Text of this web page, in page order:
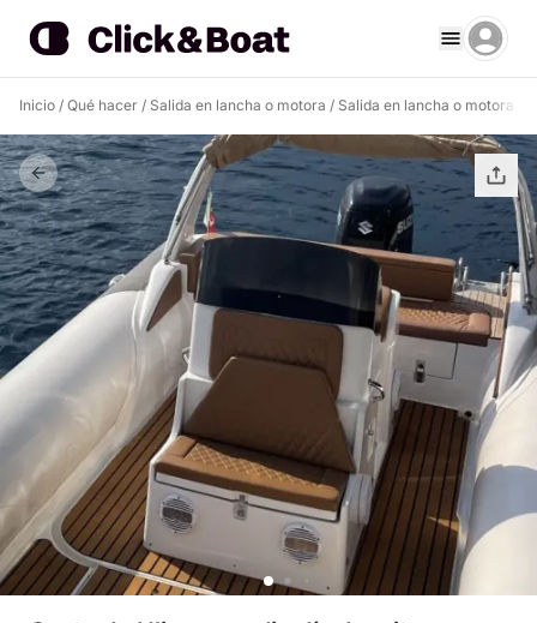
Inicio / Qué hacer / Salida en lancha o motora / Salida en lancha o motora